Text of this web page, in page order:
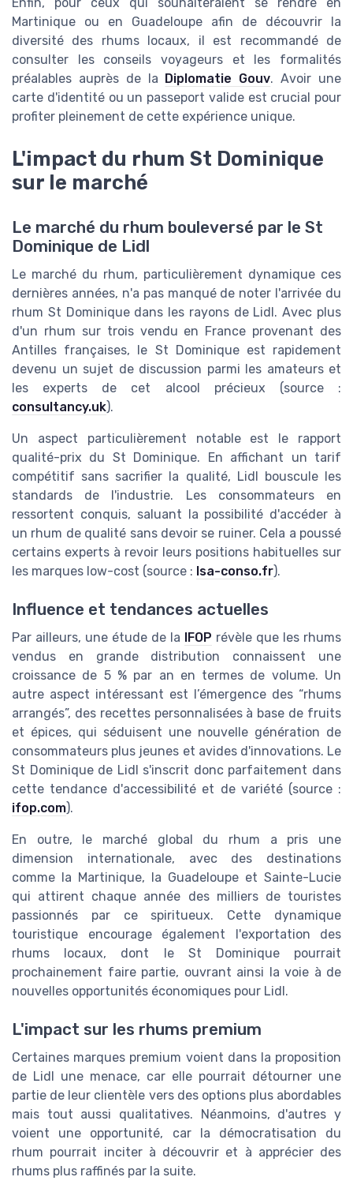
Martinique ou en Guadeloupe afin de découvrir la
diversité des rhums locaux, il est recommandé de
consulter les conseils voyageurs et les formalités
préalables auprès de la
Diplomatie Gouv. Avoir une
carte d'identité ou un passeport valide est crucial pour
profiter pleinement de cette expérience unique.
L'impact du rhum St Dominique
sur le marché
Le marché du rhum bouleversé par le St
Dominique de Lidl
Le marché du rhum, particulièrement dynamique ces
dernières années, n'a pas manqué de noter l'arrivée du
rhum St Dominique dans les rayons de Lidl. Avec plus
d'un rhum sur trois vendu en France provenant des
Antilles françaises, le St Dominique est rapidement
devenu un sujet de discussion parmi les amateurs et
les experts de cet alcool précieux (source :
consultancy.uk).
Un aspect particulièrement notable est le rapport
qualité-prix du St Dominique. En affichant un tarif
compétitif sans sacrifier la qualité, Lidl bouscule les
standards de l'industrie. Les consommateurs en
ressortent conquis, saluant la possibilité d'accéder à
un rhum de qualité sans devoir se ruiner. Cela a poussé
certains experts à revoir leurs positions habituelles sur
les marques low-cost (source : lsa-conso.fr).
Influence et tendances actuelles
Par ailleurs, une étude de la IFOP révèle que les rhums
vendus en grande distribution connaissent une
croissance de 5 % par an en termes de volume. Un
autre aspect intéressant est l’émergence des “rhums
arrangés”, des recettes personnalisées à base de fruits
et épices, qui séduisent une nouvelle génération de
consommateurs plus jeunes et avides d'innovations. Le
St Dominique de Lidl s'inscrit donc parfaitement dans
cette tendance d'accessibilité et de variété (source :
ifop.com).
En outre, le marché global du rhum a pris une
dimension internationale, avec des destinations
comme la Martinique, la Guadeloupe et Sainte-Lucie
qui attirent chaque année des milliers de touristes
passionnés par ce spiritueux. Cette dynamique
touristique encourage également l'exportation des
rhums locaux, dont le St Dominique pourrait
prochainement faire partie, ouvrant ainsi la voie à de
nouvelles opportunités économiques pour Lidl.
L'impact sur les rhums premium
Certaines marques premium voient dans la proposition
de Lidl une menace, car elle pourrait détourner une
partie de leur clientèle vers des options plus abordables
mais tout aussi qualitatives. Néanmoins, d'autres y
voient une opportunité, car la démocratisation du
rhum pourrait inciter à découvrir et à apprécier des
rhums plus raffinés par la suite.